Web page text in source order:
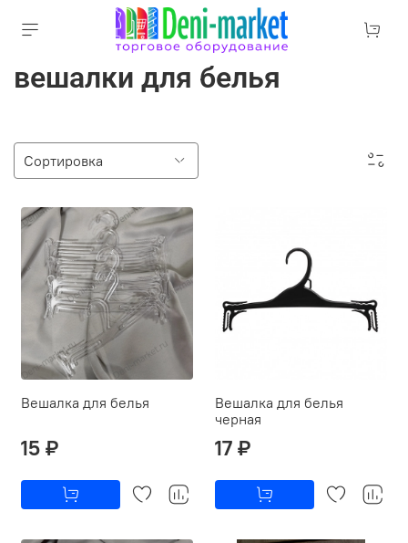
вешалки для белья
Вешалка для белья
15 ₽
Вешалка для белья
черная
17 ₽